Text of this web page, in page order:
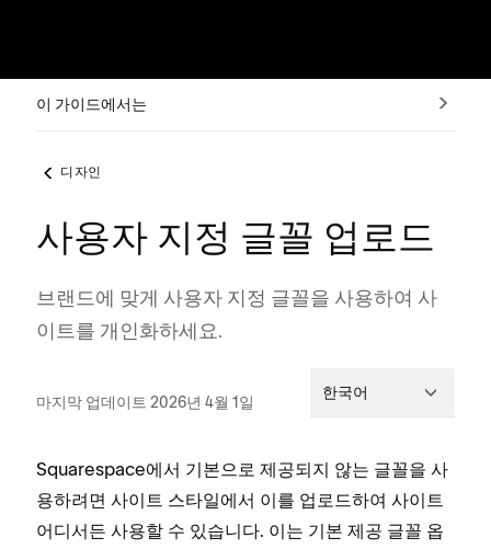
이 가이드에서는
디자인
사용자 지정 글꼴 업로드
브랜드에 맞게 사용자 지정 글꼴을 사용하여 사
이트를 개인화하세요.
마지막 업데이트 2026년 4월 1일 한국어
Squarespace에서 기본으로 제공되지 않는 글꼴을 사
용하려면 사이트 스타일에서 이를 업로드하여 사이트
어디서든 사용할 수 있습니다. 이는 기본 제공 글꼴 옵